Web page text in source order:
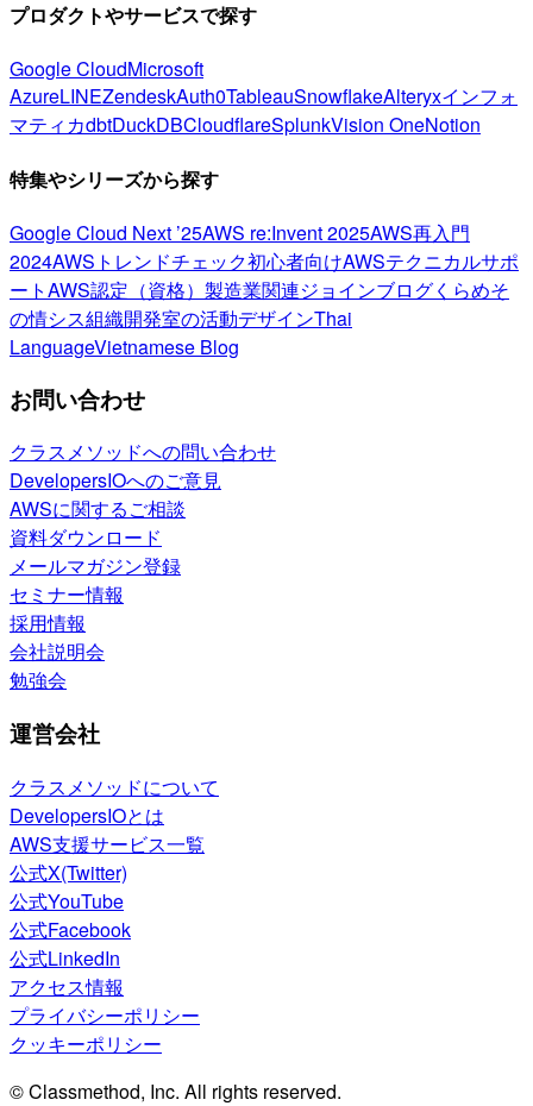
プロダクトやサービスで探す
Google CloudMicrosoft
AzureLINEZendeskAuth0TableauSnowflakeAlteryxインフォ
マティカdbtDuckDBCloudflareSplunkVision OneNotion
特集やシリーズから探す
Google Cloud Next ’25AWS re:Invent 2025AWS再入門
2024AWSトレンドチェック初心者向けAWSテクニカルサポ
ートAWS認定（資格） 製造業関連ジョインブログくらめそ
の情シス組織開発室の活動デザインThai
LanguageVietnamese Blog
お問い合わせ
クラスメソッドへの問い合わせ
DevelopersIOへのご意見
AWSに関するご相談
資料ダウンロード
メールマガジン登録
セミナー情報
採用情報
会社説明会
勉強会
運営会社
クラスメソッドについて
DevelopersIOとは
AWS支援サービス一覧
公式X(Twitter)
公式YouTube
公式Facebook
公式LinkedIn
アクセス情報
プライバシーポリシー
クッキーポリシー
© Classmethod, Inc. All rights reserved.